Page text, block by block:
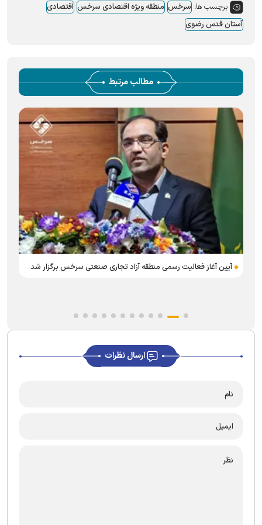
برچسب ها: سرخس منطقه ویژه اقتصادی سرخس اقتصادی
آستان قدس رضوی
مطالب مرتبط
آیین آغاز فعالیت رسمی منطقه آزاد تجاری صنعتی سرخس برگزار شد
ارسال نظرات